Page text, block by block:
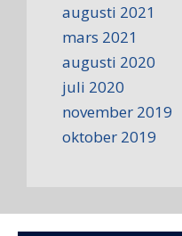
augusti 2021
mars 2021
augusti 2020
juli 2020
november 2019
oktober 2019